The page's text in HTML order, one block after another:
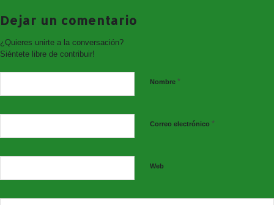
Dejar un comentario
¿Quieres unirte a la conversación?
Siéntete libre de contribuir!
Nombre *
Correo electrónico *
Web